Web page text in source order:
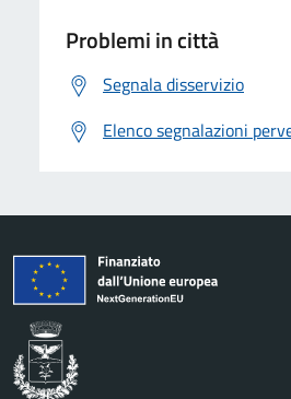
Problemi in città
Segnala disservizio
Elenco segnalazioni